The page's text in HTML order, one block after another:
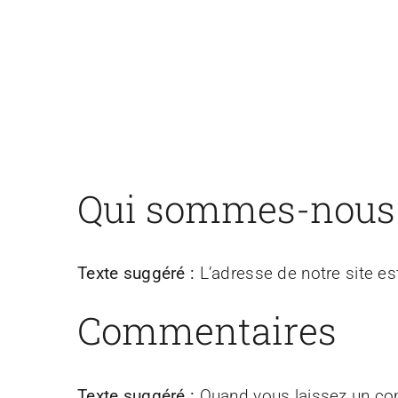
Qui sommes-nous
Texte suggéré : L’adresse de notre site
Commentaires